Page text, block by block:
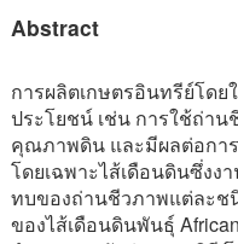
Abstract
การผลิตเกษตรอินทรีย์โด
ประโยชน์ เช่น การใช้ถ่า
คุณภาพดิน และมีผลต่อกา
โดยเฉพาะไส้เดือนดินซึ่งง
ทบของถ่านชีวภาพแต่ละช
ของไส้เดือนดินพันธุ์